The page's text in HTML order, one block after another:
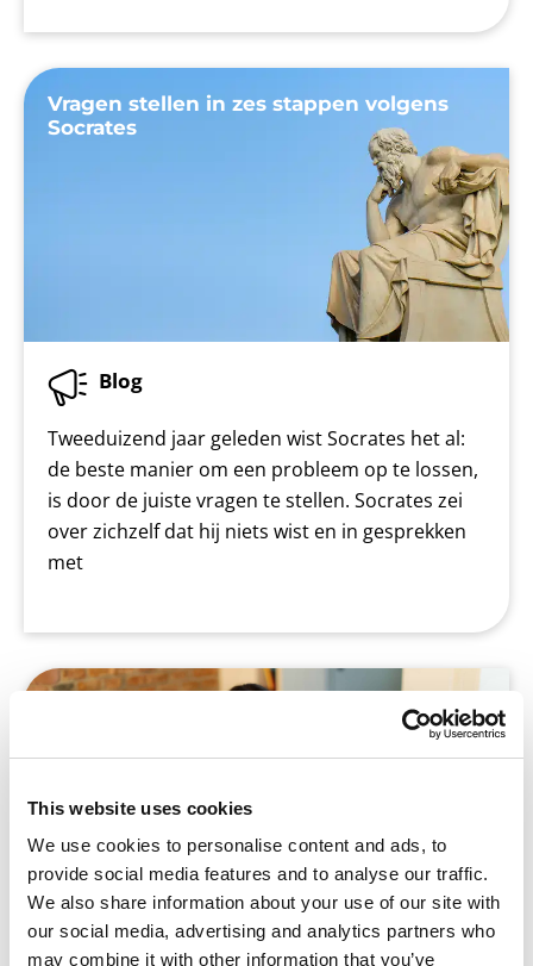
This website uses cookies
We use cookies to personalise content and ads, to
provide social media features and to analyse our traffic.
We also share information about your use of our site with
our social media, advertising and analytics partners who
may combine it with other information that you’ve
Vragen stellen in zes stappen volgens
Socrates
Blog
Tweeduizend jaar geleden wist Socrates het al:
de beste manier om een probleem op te lossen,
is door de juiste vragen te stellen. Socrates zei
over zichzelf dat hij niets wist en in gesprekken
met